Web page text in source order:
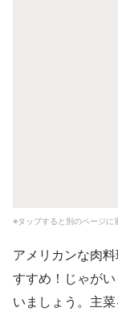
※タップすると別のページに
アメリカンな肉
すすめ！じゃが
いましょう。主